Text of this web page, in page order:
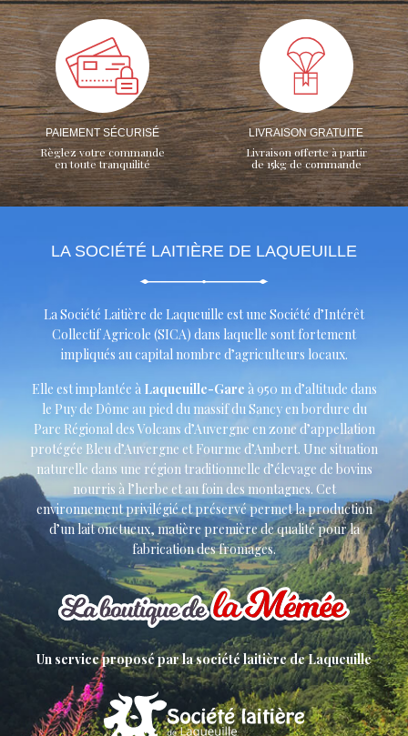
PAIEMENT SÉCURISÉ
Règlez votre commande
en toute tranquilité
LIVRAISON GRATUITE
Livraison offerte à partir
de 15kg de commande
LA SOCIÉTÉ LAITIÈRE DE LAQUEUILLE
La Société Laitière de Laqueuille est une Société d’Intérêt
Collectif Agricole (SICA) dans laquelle sont fortement
impliqués au capital nombre d’agriculteurs locaux.
Elle est implantée à Laqueuille-Gare à 950 m d’altitude dans
le Puy de Dôme au pied du massif du Sancy en bordure du
Parc Régional des Volcans d’Auvergne en zone d’appellation
protégée Bleu d’Auvergne et Fourme d’Ambert. Une situation
naturelle dans une région traditionnelle d’élevage de bovins
nourris à l’herbe et au foin des montagnes. Cet
environnement privilégié et préservé permet la production
d’un lait onctueux, matière première de qualité pour la
fabrication des fromages.
Un service proposé par la société laitière de Laqueuille